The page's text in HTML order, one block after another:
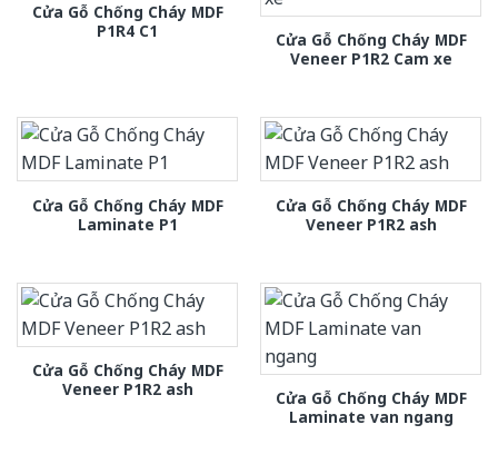
Cửa Gỗ Chống Cháy MDF
P1R4 C1
Cửa Gỗ Chống Cháy MDF
Veneer P1R2 Cam xe
Cửa Gỗ Chống Cháy MDF
Laminate P1
Cửa Gỗ Chống Cháy MDF
Veneer P1R2 ash
Cửa Gỗ Chống Cháy MDF
Veneer P1R2 ash
Cửa Gỗ Chống Cháy MDF
Laminate van ngang